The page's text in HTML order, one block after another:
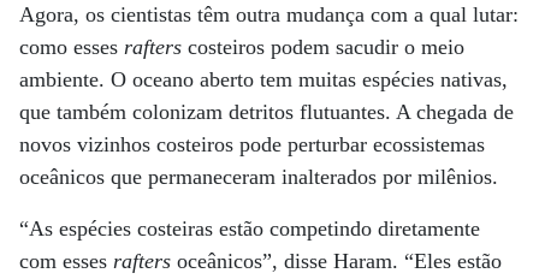
Agora, os cientistas têm outra mudança com a qual lutar:
como esses rafters costeiros podem sacudir o meio
ambiente. O oceano aberto tem muitas espécies nativas,
que também colonizam detritos flutuantes. A chegada de
novos vizinhos costeiros pode perturbar ecossistemas
oceânicos que permaneceram inalterados por milênios.
“As espécies costeiras estão competindo diretamente
com esses rafters oceânicos”, disse Haram. “Eles estão